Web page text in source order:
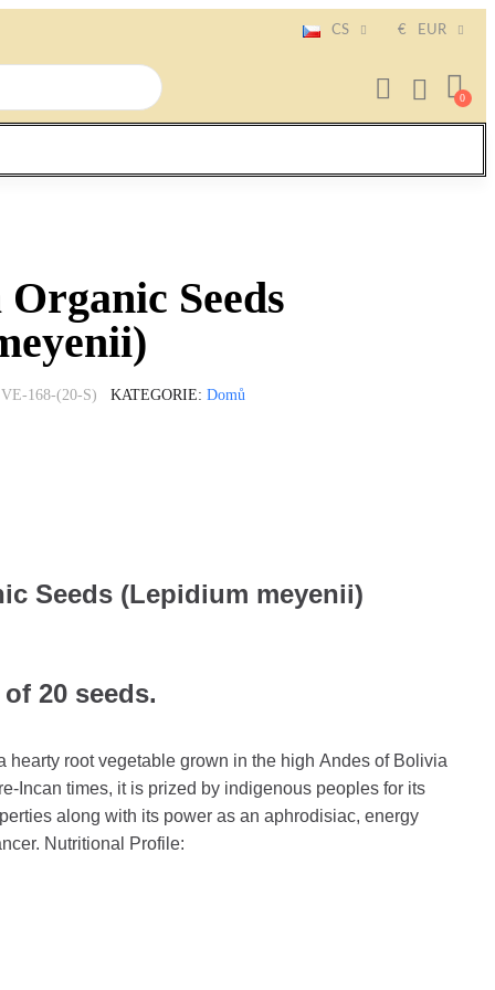
CS € EUR
Seeds
VE-168-(20-S) KATEGORIE Domů
Seeds (Lepidium meyenii)
20 seeds.
hearty root vegetable grown in the high Andes of Bolivia
Incan times, it is prized by indigenous peoples for its
along with its power as an aphrodisiac, energy
Nutritional Profile: